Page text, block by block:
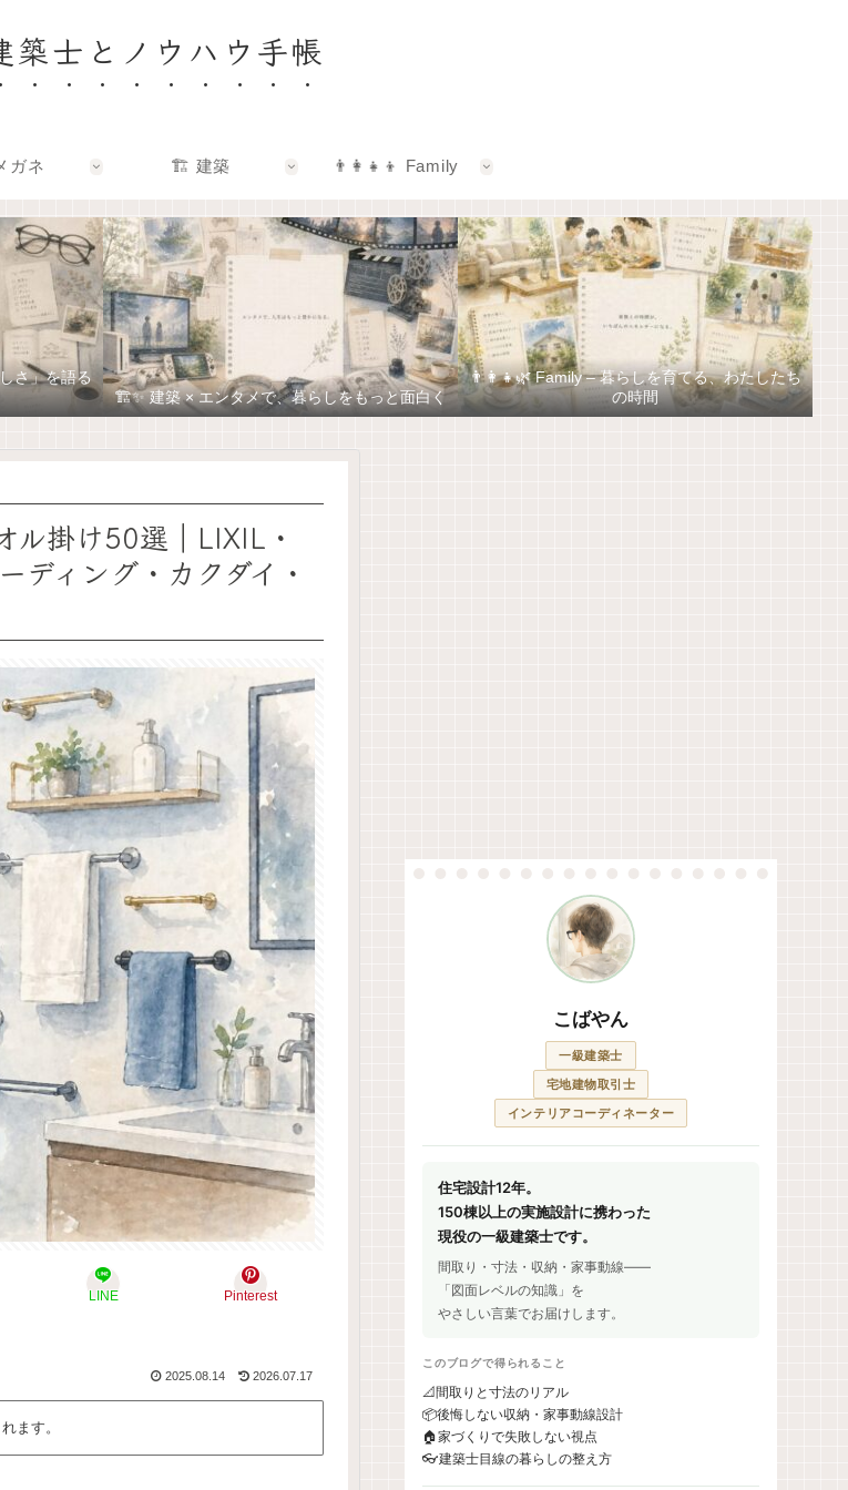
築士とノウハウ手帳
ガネ 🏗️ 建築 👨‍👩‍👧‍👦 Family
さ」を語る
🏗️✨ 建築 × エンタメで、暮らしをもっと面白く
👨‍👩‍👧🌿 Family – 暮らしを育てる、わたしたち
の時間
ル掛け50選｜LIXIL・
ディング・カクダイ・
LINE Pinterest
2025.08.14 2026.07.17
ます。
こばやん
一級建築士
宅地建物取引士
インテリアコーディネーター
住宅設計12年。
150棟以上の実施設計に携わった
現役の一級建築士です。
間取り・寸法・収納・家事動線——
「図面レベルの知識」を
やさしい言葉でお届けします。
このブログで得られること
📐間取りと寸法のリアル
📦後悔しない収納・家事動線設計
🏠家づくりで失敗しない視点
👓建築士目線の暮らしの整え方